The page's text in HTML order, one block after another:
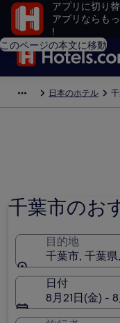
アプリに切り替
アプリならも
!
このページの本文に移動
日本のホテル
千葉市のお
目的地
千葉市, 千葉
日付
8月21日(金) -